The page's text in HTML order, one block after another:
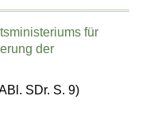
für
der
SDr. S. 9)